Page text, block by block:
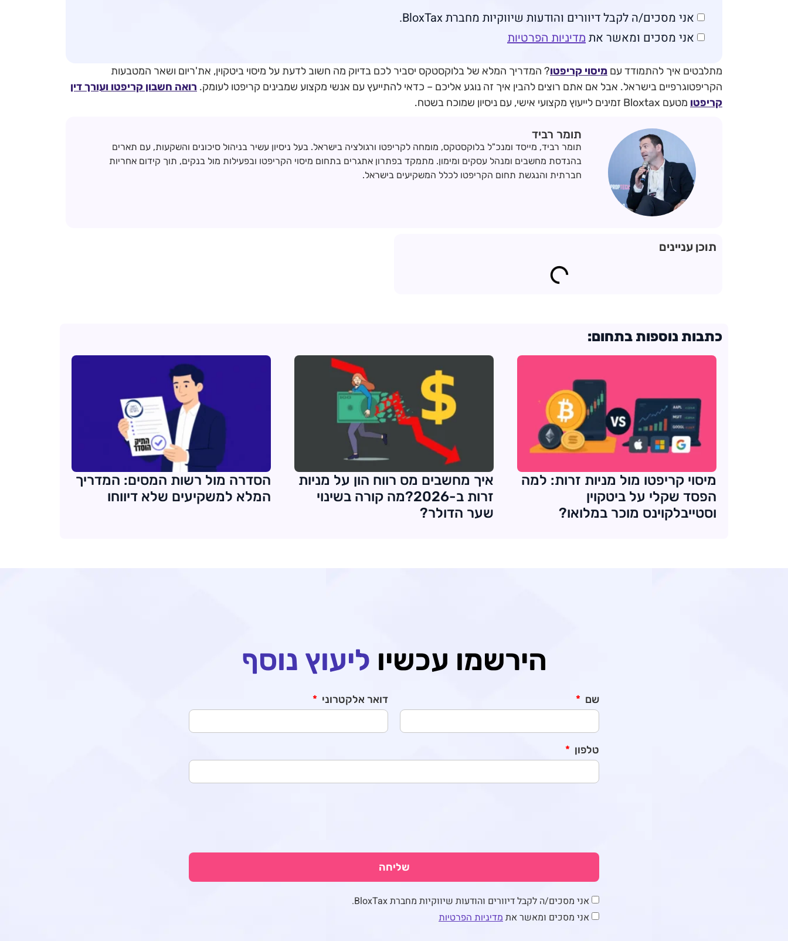
אני מסכים/ה לקבל דיוורים והודעות שיווקיות מחברת BloxTax.
אני מסכים ומאשר את מדיניות הפרטיות
מתלבטים איך להתמודד עם מיסוי קריפטו? המדריך המלא של בלוקסטקס יסביר לכם בדיוק מה חשוב לדעת על מיסוי ביטקוין, את'ריום ושאר המטבעות
הקריפטוגרפיים בישראל. אבל אם אתם רוצים להבין איך זה נוגע אליכם – כדאי להתייעץ עם אנשי מקצוע שמבינים קריפטו לעומק. רואה חשבון קריפטו ועורך דין
קריפטו מטעם Bloxtax זמינים לייעוץ מקצועי אישי, עם ניסיון שמוכח בשטח.
תומר רביד
תומר רביד, מייסד ומנכ"ל בלוקסטקס, מומחה לקריפטו ורגולציה בישראל. בעל ניסיון עשיר בניהול סיכונים והשקעות, עם תארים
בהנדסת מחשבים ומנהל עסקים ומימון. מתמקד בפתרון אתגרים בתחום מיסוי הקריפטו ובפעילות מול בנקים, תוך קידום אחריות
חברתית והנגשת תחום הקריפטו לכלל המשקיעים בישראל.
תוכן עניינים
כתבות נוספות בתחום:
מיסוי קריפטו מול מניות זרות: למה
הפסד שקלי על ביטקוין
וסטייבלקוינס מוכר במלואו?
איך מחשבים מס רווח הון על מניות
זרות ב-2026?מה קורה בשינוי
שער הדולר?
הסדרה מול רשות המסים: המדריך
המלא למשקיעים שלא דיווחו
הירשמו עכשיו ליעוץ נוסף
שם דואר אלקטרוני
טלפון
אני מסכים/ה לקבל דיוורים והודעות שיווקיות מחברת BloxTax.
אני מסכים ומאשר את מדיניות הפרטיות
שליחה